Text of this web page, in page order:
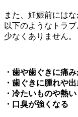
また、妊娠前にはな
以下のようなトラ
少なくありません。
・歯や歯ぐきに痛
・歯ぐきに腫れや
・冷たいものや熱
・口臭が強くなる